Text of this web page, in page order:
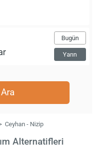
Bugün
Yarın
Ceyhan - Nizip
Alternatifleri